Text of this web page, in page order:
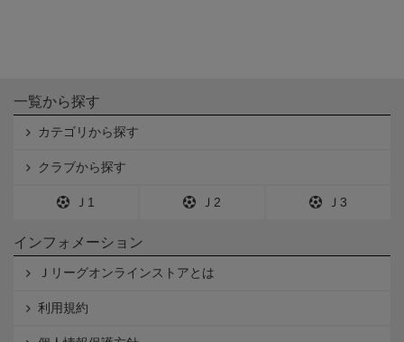
一覧から探す
カテゴリから探す
クラブから探す
Ｊ1 Ｊ2 Ｊ3
インフォメーション
Ｊリーグオンラインストアとは
利用規約